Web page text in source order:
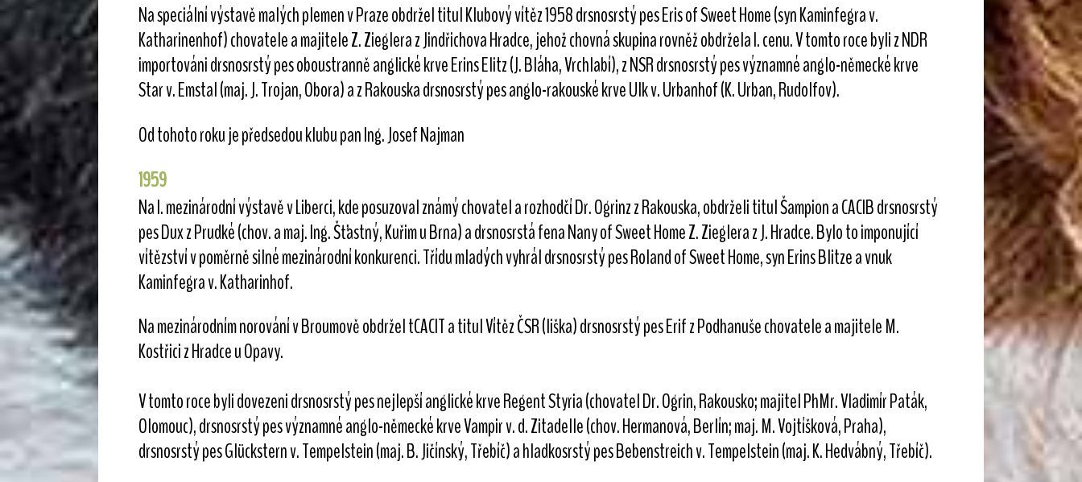
Na speciální výstavě malých plemen v Praze obdržel titul Klubový vítěz 1958 drsnosrstý pes Eris of Sweet Home (syn Kaminfegra v.
Katharinenhof) chovatele a majitele Z. Zieglera z Jindřichova Hradce, jehož chovná skupina rovněž obdržela I. cenu. V tomto roce byli z NDR
importováni drsnosrstý pes oboustranně anglické krve Erins Elitz (J. Bláha, Vrchlabí), z NSR drsnosrstý pes významné anglo-německé krve
Star v. Emstal (maj. J. Trojan, Obora) a z Rakouska drsnosrstý pes anglo-rakouské krve Ulk v. Urbanhof (K. Urban, Rudolfov).
Od tohoto roku je předsedou klubu pan Ing. Josef Najman
1959
Na I. mezinárodní výstavě v Liberci, kde posuzoval známý chovatel a rozhodčí Dr. Ogrinz z Rakouska, obdrželi titul Šampion a CACIB drsnosrstý
pes Dux z Prudké (chov. a maj. Ing. Šťastný, Kuřim u Brna) a drsnosrstá fena Nany of Sweet Home Z. Zieglera z J. Hradce. Bylo to imponující
vítězství v poměrně silné mezinárodní konkurenci. Třídu mladých vyhrál drsnosrstý pes Roland of Sweet Home, syn Erins Blitze a vnuk
Kaminfegra v. Katharinhof.
Na mezinárodním norování v Broumově obdržel tCACIT a titul Vítěz ČSR (liška) drsnosrstý pes Erif z Podhanuše chovatele a majitele M.
Kostřici z Hradce u Opavy.
V tomto roce byli dovezeni drsnosrstý pes nejlepší anglické krve Regent Styria (chovatel Dr. Ogrin, Rakousko; majitel PhMr. Vladimír Paták,
Olomouc), drsnosrstý pes významné anglo-německé krve Vampir v. d. Zitadelle (chov. Hermanová, Berlín; maj. M. Vojtíšková, Praha),
drsnosrstý pes Glückstern v. Tempelstein (maj. B. Jičínský, Třebíč) a hladkosrstý pes Bebenstreich v. Tempelstein (maj. K. Hedvábný, Třebíč).